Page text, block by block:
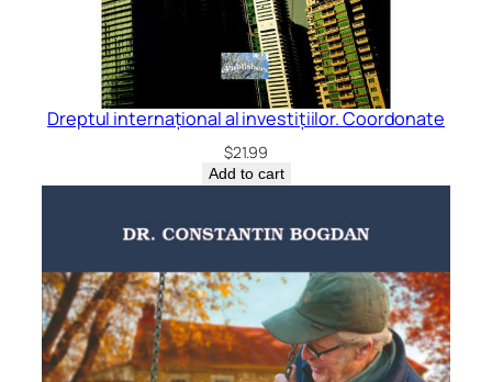
Dreptul internațional al investițiilor. Coordonate
$21.99
Add to cart